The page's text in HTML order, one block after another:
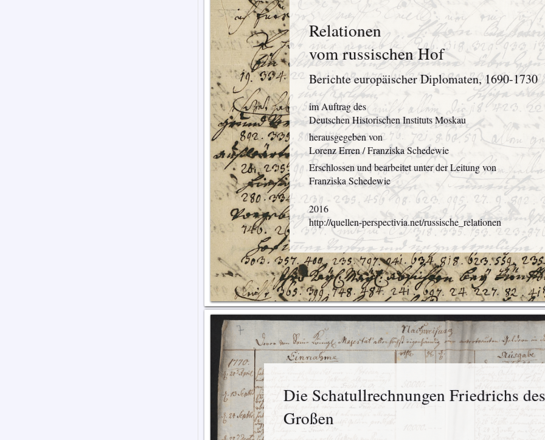
Relationen
vom russischen Hof
Berichte europäischer Diplomaten, 1690-1730
im Auftrag des
Deutschen Historischen Instituts Moskau
herausgegeben von
Lorenz Erren / Franziska Schedewie
Erschlossen und bearbeitet unter der Leitung von
Franziska Schedewie
2016
http://quellen-perspectivia.net/russische_relationen
Die Schatullrechnungen Friedrichs des
Großen